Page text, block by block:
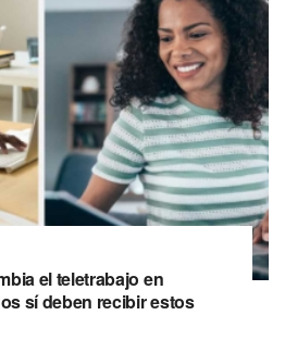
el teletrabajo en
sí deben recibir estos